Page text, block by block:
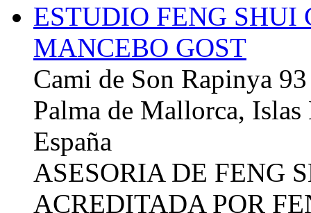
ESTUDIO FENG
MANCEBO GOST
Cami de Son Rapinya 93
Palma de Mallorca, Islas
España
ASESORIA DE FENG
ACREDITADA POR